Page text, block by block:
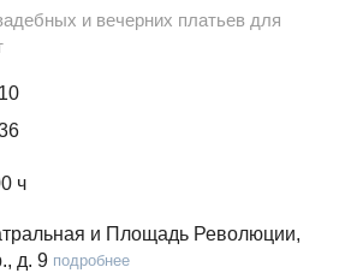
и вечерних платьев для
ч
и Площадь Революции,
д. 9 подробнее